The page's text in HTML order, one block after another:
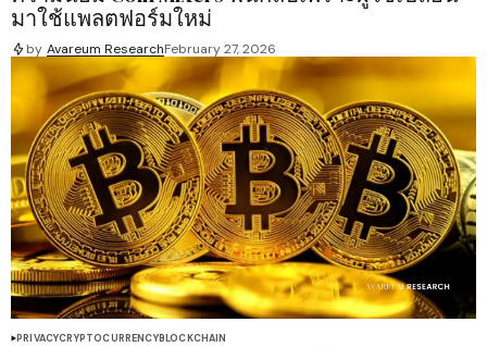
มาใช้แพลตฟอร์มใหม่
by Avareum ResearchFebruary 27, 2026
PRIVACYCRYPTOCURRENCYBLOCKCHAIN